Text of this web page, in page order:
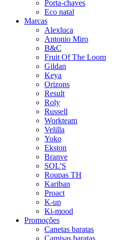
Porta-chaves
Eco natal
Marcas
Alexluca
Antonio Miro
B&C
Fruit Of The Loom
Gildan
Keya
Orizons
Result
Roly
Russell
Workteam
Velilla
Yoko
Ekston
Branve
SOL'S
Roupas TH
Kariban
Proact
K-up
Ki-mood
Promoções
Canetas baratas
Camisas baratas